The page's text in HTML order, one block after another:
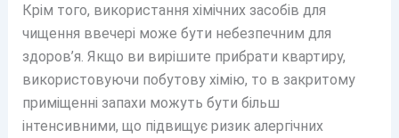
Крім того, використання хімічних засобів для
чищення ввечері може бути небезпечним для
здоров’я. Якщо ви вирішите прибрати квартиру,
використовуючи побутову хімію, то в закритому
приміщенні запахи можуть бути більш
інтенсивними, що підвищує ризик алергічних